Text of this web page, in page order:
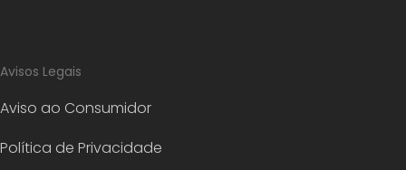
Avisos Legais
Aviso ao Consumidor
Política de Privacidade